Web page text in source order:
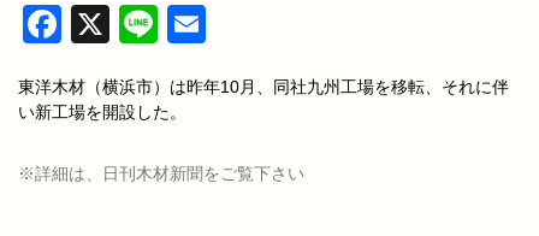
Facebook
X Line
東洋木材（横浜市）は昨年10月、同社九州工場を移転、それに伴
い新工場を開設した。
※詳細は、日刊木材新聞をご覧下さい